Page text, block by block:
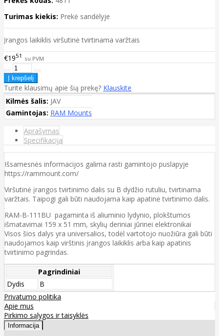
Turimas kiekis: Prekė sandėlyje
Įrangos laikiklis viršutinė tvirtinama varžtais
€1951 su PVM
Turite klausimų apie šią prekę? Klauskite
Kilmės šalis: JAV
Gamintojas: RAM Mounts
Aprašymas
Specifikacija
Išsamesnės informacijos galima rasti gamintojo puslapyje
https://rammount.com/
Viršutinė įrangos tvirtinimo dalis su B dydžio rutuliu, tvirtinama
varžtais. Taipogi gali būti naudojama kaip apatinė tvirtinimo dalis.
RAM-B-111BU pagaminta iš aliuminio lydynio, plokštumos
išmatavimai 159 x 51 mm, skylių deriniai jūrinei elektronikai
Visos šios dalys yra universalios, todėl vartotojo nuožiūra gali būti
naudojamos kaip virštinis įrangos laikiklis arba kaip apatinis
tvirtinimo pagrindas.
Pagrindiniai
Dydis
B
Privatumo politika
Apie mus
Pirkimo sąlygos ir taisyklės
Informacija